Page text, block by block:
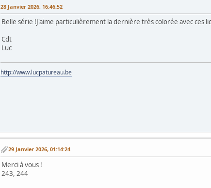
28 Janvier 2026, 16:46:52
Belle série !J'aime particulièrement la dernière très colorée avec ces
Cdt
Luc
http://www.lucpatureau.be
29 Janvier 2026, 01:14:24
Merci à vous !
243, 244